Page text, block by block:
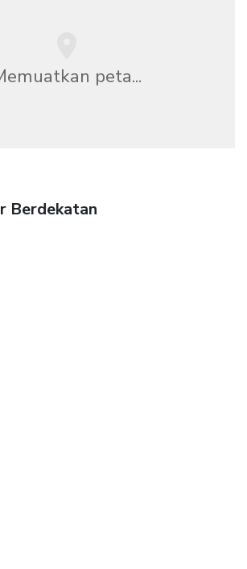
peta...
Berdekatan